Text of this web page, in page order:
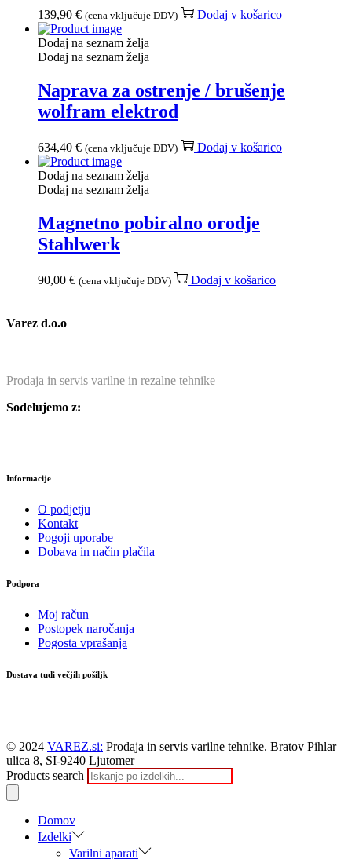
139,90 € (cena vključuje DDV) Dodaj v košarico
Dodaj na seznam želja
Dodaj na seznam želja
Naprava za ostrenje / brušenje
wolfram elektrod
634,40 € (cena vključuje DDV) Dodaj v košarico
Dodaj na seznam želja
Dodaj na seznam želja
Magnetno pobiralno orodje
Stahlwerk
90,00 € (cena vključuje DDV) Dodaj v košarico
Varez d.o.o
Prodaja in servis varilne in rezalne tehnike
Sodelujemo z:
Informacije
O podjetju
Kontakt
Pogoji uporabe
Dobava in način plačila
Podpora
Moj račun
Postopek naročanja
Pogosta vprašanja
Dostava tudi večjih pošiljk
© 2024 VAREZ.si: Prodaja in servis varilne tehnike. Bratov Pihlar
ulica 8, SI-9240 Ljutomer
Products search
Domov
Izdelki
Varilni aparati